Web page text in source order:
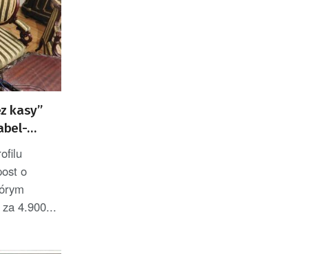
kasy”
o
4.900...